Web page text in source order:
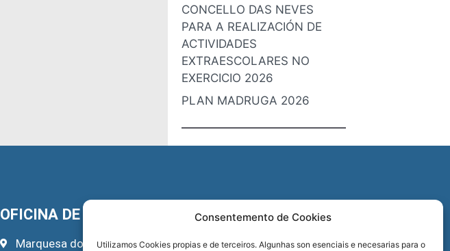
Consentemento de Cookies
Utilizamos Cookies propias e de terceiros. Algunhas son esenciais e necesarias para o
CONCELLO DAS NEVES
PARA A REALIZACIÓN DE
ACTIVIDADES
EXTRAESCOLARES NO
EXERCICIO 2026
PLAN MADRUGA 2026
OFICINA DE TURISMO
Marquesa do Pazo, 22
REDES SOCIAIS